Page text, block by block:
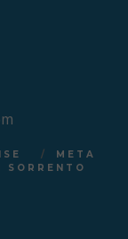
META
SORRENTO